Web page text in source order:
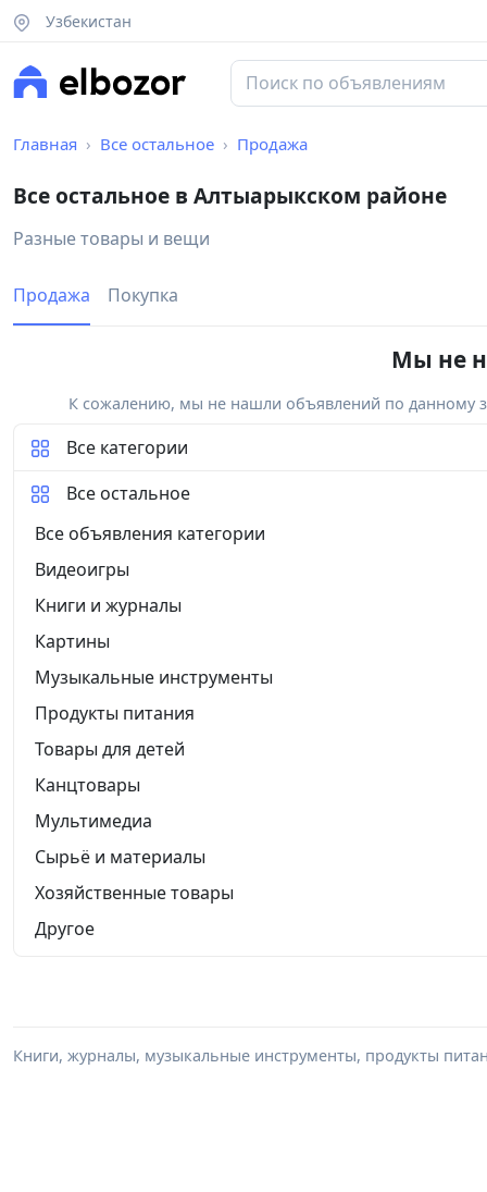
Узбекистан
Главная Все остальное Продажа
Все остальное в Алтыарыкском районе
Разные товары и вещи
Продажа Покупка
Мы не
К сожалению, мы не нашли объявлений по данному
Все категории
Все остальное
Все объявления категории
Видеоигры
Книги и журналы
Картины
Музыкальные инструменты
Продукты питания
Товары для детей
Канцтовары
Мультимедиа
Сырьё и материалы
Хозяйственные товары
Другое
Книги, журналы, музыкальные инструменты, продукты